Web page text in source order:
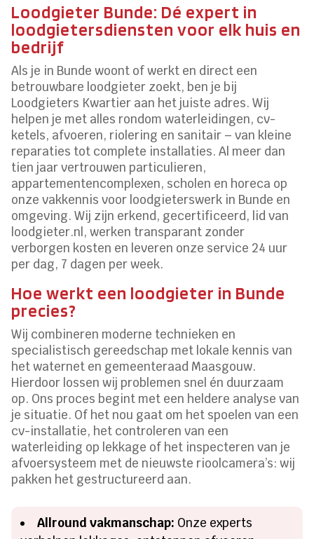
Loodgieter Bunde: Dé expert in
loodgietersdiensten voor elk huis en
bedrijf
Als je in Bunde woont of werkt en direct een
betrouwbare loodgieter zoekt, ben je bij
Loodgieters Kwartier aan het juiste adres. Wij
helpen je met alles rondom waterleidingen, cv-
ketels, afvoeren, riolering en sanitair – van kleine
reparaties tot complete installaties. Al meer dan
tien jaar vertrouwen particulieren,
appartementencomplexen, scholen en horeca op
onze vakkennis voor loodgieterswerk in Bunde en
omgeving. Wij zijn erkend, gecertificeerd, lid van
loodgieter.nl, werken transparant zonder
verborgen kosten en leveren onze service 24 uur
per dag, 7 dagen per week.
Hoe werkt een loodgieter in Bunde
precies?
Wij combineren moderne technieken en
specialistisch gereedschap met lokale kennis van
het waternet en gemeenteraad Maasgouw.
Hierdoor lossen wij problemen snel én duurzaam
op. Ons proces begint met een heldere analyse van
je situatie. Of het nou gaat om het spoelen van een
cv-installatie, het controleren van een
waterleiding op lekkage of het inspecteren van je
afvoersysteem met de nieuwste rioolcamera’s: wij
pakken het gestructureerd aan.
Allround vakmanschap: Onze experts